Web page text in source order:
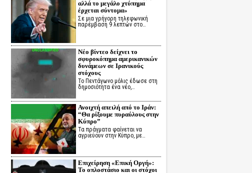
αλλά το μεγάλο χτύπημα
έρχεται σύντομα»
Σε μια γρήγορη τηλεφωνική
παρέμβαση 9 λεπτών στο…
Νέο βίντεο δείχνει το
σφυροκόπημα αμερικανικών
δυνάμεων σε Ιρανικούς
στόχους
Το Πεντάγωνο μόλις έδωσε στη
δημοσιότητα ένα νέο,…
Ανοιχτή απειλή από το Ιράν:
“Θα ρίξουμε πυραύλους στην
Κύπρο”
Τα πράγματα φαίνεται να
αγριεύουν στην Κύπρο, με…
Επιχείρηση «Επική Οργή»:
Το οπλοστάσιο και οι στόχοι